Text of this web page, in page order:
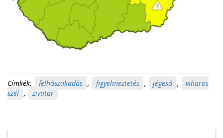
Címkék: felhőszakadás , figyelmeztetés , jégeső ,
viharos
szél , zivatar